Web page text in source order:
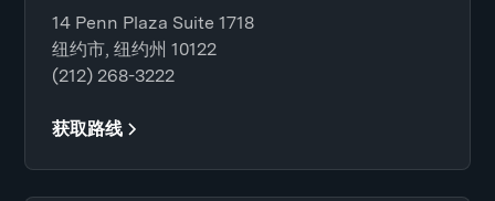
14 Penn Plaza Suite 1718
纽约市, 纽约州 10122
(212) 268-3222
获取路线